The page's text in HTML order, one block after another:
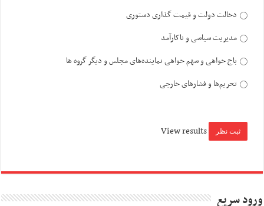
دخالت دولت و قیمت گذاری دستوری
مدیریت سیاسی و ناکارآمد
باج خواهی و سهم خواهی نماینده‌های مجلس و دیگر گروه ها
تحریم‌ها و فشارهای خارجی
View results
ورود سریع